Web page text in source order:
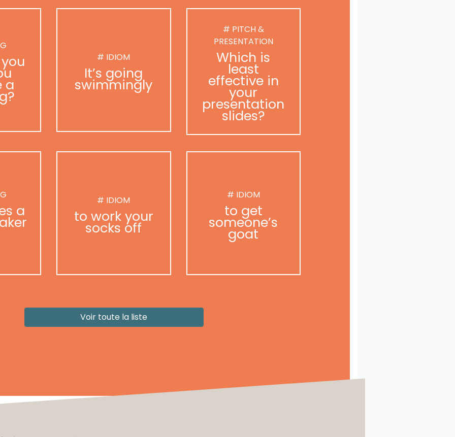
a
# IDIOM
It’s going
swimmingly
# PITCH &
PRESENTATION
Which is
least
effective in
your
presentation
slides?
a
# IDIOM
to work your
socks off
# IDIOM
to get
someone’s
goat
Voir toute la liste